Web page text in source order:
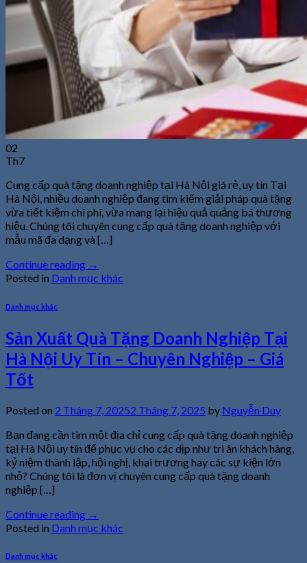
02
Th7
Cung cấp quà tặng doanh nghiệp tại Hà Nội giá rẻ, uy tín Tại
Hà Nội, nhiều doanh nghiệp đang tìm kiếm giải pháp quà tặng
vừa tiết kiệm chi phí, vừa mang lại hiệu quả quảng bá thương
hiệu. Chúng tôi chuyên cung cấp quà tặng doanh nghiệp với
mẫu mã đa dạng và […]
Continue reading →
Posted in Danh mục khác
Danh mục khác
Sản Xuất Quà Tặng Doanh Nghiệp Tại
Hà Nội Uy Tín – Chuyên Nghiệp – Giá
Tốt
Posted on 2 Tháng 7, 20252 Tháng 7, 2025 by Nguyễn Duy
Bạn đang cần tìm một địa chỉ cung cấp quà tặng doanh nghiệp
tại Hà Nội uy tín để phục vụ cho các dịp như tri ân khách hàng,
kỷ niệm thành lập, hội nghị, khai trương hay các sự kiện lớn
nhỏ? Chúng tôi là đơn vị chuyên cung cấp quà tặng doanh
nghiệp […]
Continue reading →
Posted in Danh mục khác
Danh mục khác